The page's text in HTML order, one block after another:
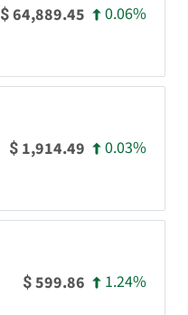
$64,889.45 0.06%
$ 1,914.49 0.03%
$599.86 1.24%